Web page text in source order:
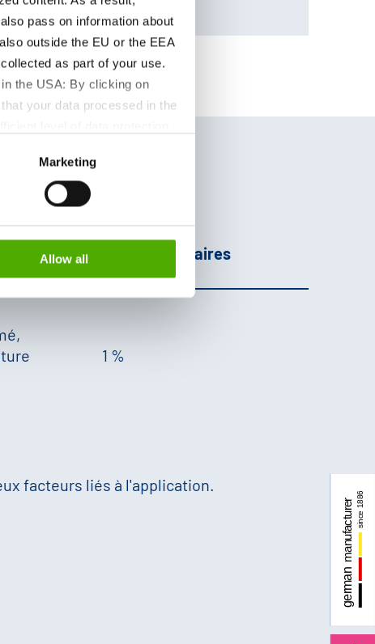
pass on information about
outside the EU or the EEA
as part of your use.
the USA: By clicking on
your data processed in the
about the cookies
Marketing
Allow all
Informations
Complémentaires
1 %
facteurs liés à l'application.